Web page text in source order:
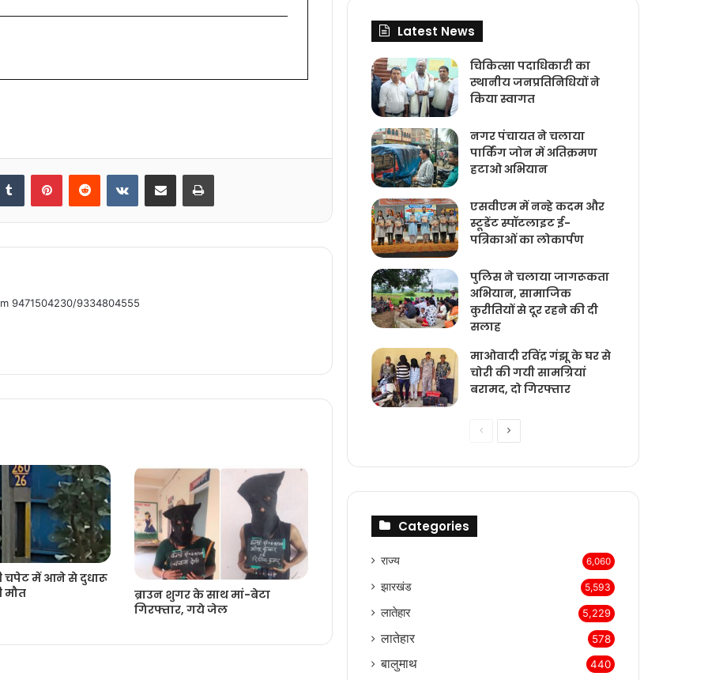
Tumblr PinterestReddit VKontakteShare via Email Print
9471504230/9334804555
चपेट में आने से दुधारू
मौत
ब्राउन शुगर के साथ मां-बेटा
गिरफ्तार, गये जेल
Latest News
चिकित्‍सा पदाधिकारी का
स्थानीय जनप्रतिनिधियों ने
किया स्वागत
नगर पंचायत ने चलाया
पार्किंग जोन में अतिक्रमण
हटाओ अभियान
एसवीएम में नन्हे कदम और
स्टूडेंट स्पॉटलाइट ई-
पत्रिकाओं का लोकार्पण
पुलिस ने चलाया जागरूकता
अभियान, सामाजिक
कुरीतियों से दूर रहने की दी
सलाह
माओवादी रविंद्र गंझू के घर से
चोरी की गयी सामग्रियां
बरामद, दो गिरफ्तार
PreviousNext
Categories
राज्‍य 6,060
झारखंड 5,593
लातेहार 5,229
लातेहार 578
बालुमाथ 440